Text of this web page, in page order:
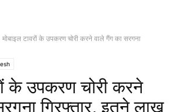
मोबाइल टावरों के उपकरण चोरी करने वाले गैंग का सरगना
के उपकरण चोरी करने
गिरफ्तार, इतने लाख